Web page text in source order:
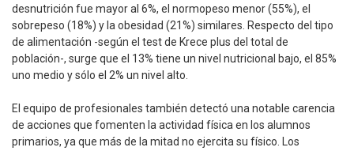
desnutrición fue mayor al 6%, el normopeso menor (55%), el
sobrepeso (18%) y la obesidad (21%) similares. Respecto del tipo
de alimentación -según el test de Krece plus del total de
población-, surge que el 13% tiene un nivel nutricional bajo, el 85%
uno medio y sólo el 2% un nivel alto.
El equipo de profesionales también detectó una notable carencia
de acciones que fomenten la actividad física en los alumnos
primarios, ya que más de la mitad no ejercita su físico. Los